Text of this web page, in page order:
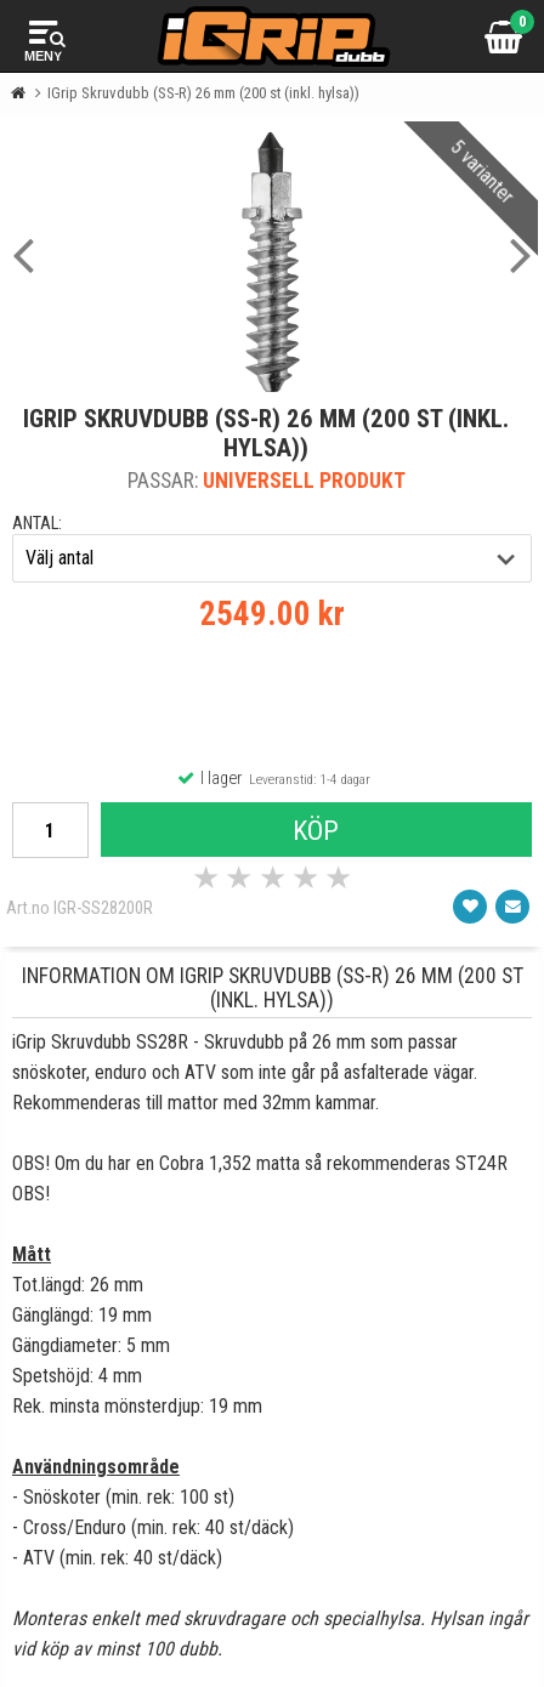
MENY
0
IGrip Skruvdubb (SS-R) 26 mm (200 st (inkl. hylsa))
5 varianter
IGRIP SKRUVDUBB (SS-R) 26 MM (200 ST (INKL.
HYLSA))
PASSAR: UNIVERSELL PRODUKT
ANTAL:
2549.00 kr
I lagerLeveranstid: 1-4 dagar
KÖP
★ ★ ★ ★ ★
Art.no IGR-SS28200R
INFORMATION OM IGRIP SKRUVDUBB (SS-R) 26 MM (200 ST
(INKL. HYLSA))
iGrip Skruvdubb SS28R - Skruvdubb på 26 mm som passar
snöskoter, enduro och ATV som inte går på asfalterade vägar.
Rekommenderas till mattor med 32mm kammar.
OBS! Om du har en Cobra 1,352 matta så rekommenderas ST24R
OBS!
Mått
Tot.längd: 26 mm
Gänglängd: 19 mm
Gängdiameter: 5 mm
Spetshöjd: 4 mm
Rek. minsta mönsterdjup: 19 mm
Användningsområde
- Snöskoter (min. rek: 100 st)
- Cross/Enduro (min. rek: 40 st/däck)
- ATV (min. rek: 40 st/däck)
Monteras enkelt med skruvdragare och specialhylsa. Hylsan ingår
vid köp av minst 100 dubb.